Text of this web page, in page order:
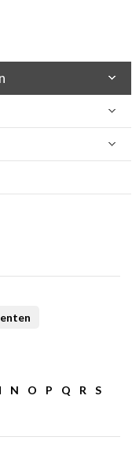
N O P Q R
S